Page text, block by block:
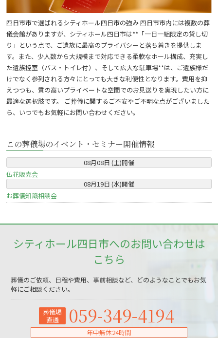
四日市市で選ばれるシティホール四日市の強み 四日市市内には複数の葬
儀会館がありますが、シティホール四日市は**「一日一組限定の貸し切
り」という点で、ご遺族に最高のプライバシーと落ち着きを提供しま
す。また、少人数から大規模まで対応できる柔軟なホール構成、充実し
た遺族控室（バス・トイレ付）、そして広大な駐車場**は、ご遺族様だ
けでなく参列される方々にとっても大きな利便性となります。費用を抑
えつつも、質の高いプライベートな空間でのお見送りを実現したい方に
最適な選択肢です。 ご葬儀に関するご不安やご不明な点がございました
ら、いつでもお気軽にお問い合わせください。
この葬儀場のイベント・セミナー開催情報
08月08日 (土)開催
仏花販売会
08月19日 (水)開催
お葬儀知識相談会
シティホール四日市へのお問い合わせは
こちら
葬儀のご依頼、日程や費用、事前相談など、どのようなことでもお気
軽にご相談ください。
葬儀場
直通
059-349-4194
年中無休24時間